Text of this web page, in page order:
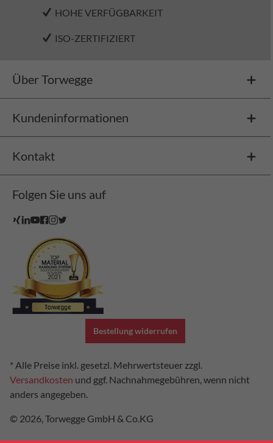
HOHE VERFÜGBARKEIT
ISO-ZERTIFIZIERT
Über Torwegge
Kundeninformationen
Kontakt
Folgen Sie uns auf
Bestellung widerrufen
* Alle Preise inkl. gesetzl. Mehrwertsteuer zzgl.
Versandkosten und ggf. Nachnahmegebühren, wenn nicht
anders angegeben.
© 2026, Torwegge GmbH & Co.KG